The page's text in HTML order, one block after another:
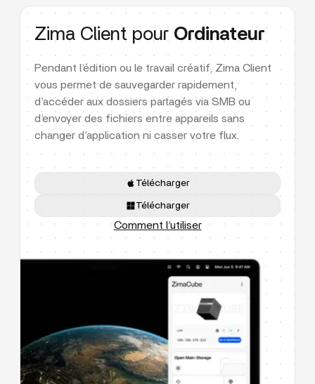
Zima Client pour Ordinateur
Pendant l’édition ou le travail créatif, Zima Client
vous permet de sauvegarder rapidement,
d’accéder aux dossiers partagés via SMB ou
d’envoyer des fichiers entre appareils sans
changer d’application ni casser votre flux.
Télécharger
Télécharger
Comment l’utiliser